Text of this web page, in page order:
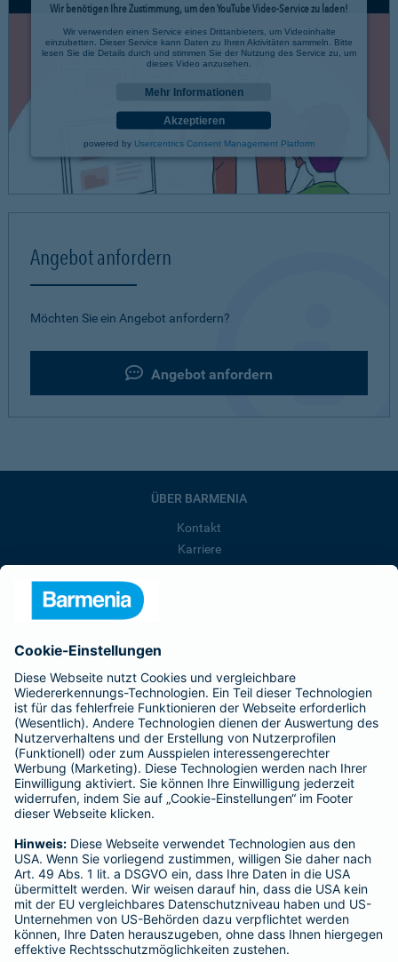
Wir benötigen Ihre Zustimmung, um den YouTube Video-Service zu laden!
Wir verwenden einen Service eines Drittanbieters, um Videoinhalte
einzubetten. Dieser Service kann Daten zu Ihren Aktivitäten sammeln. Bitte
lesen Sie die Details durch und stimmen Sie der Nutzung des Service zu, um
dieses Video anzusehen.
Mehr Informationen
Akzeptieren
powered by Usercentrics Consent Management Platform
Angebot anfordern
Möchten Sie ein Angebot anfordern?
Angebot anfordern
ÜBER BARMENIA
Kontakt
Karriere
Presse
Barmenia ist Teil der BarmeniaGothaer
BELIEBTE SEITEN
Kranken-Zusatzversicherung
Tierversicherungen
Haftpflichtversicherung
Hausratversicherung
Adresse ändern
Schaden melden
Kilometerstandsmeldung
Serviceübersicht